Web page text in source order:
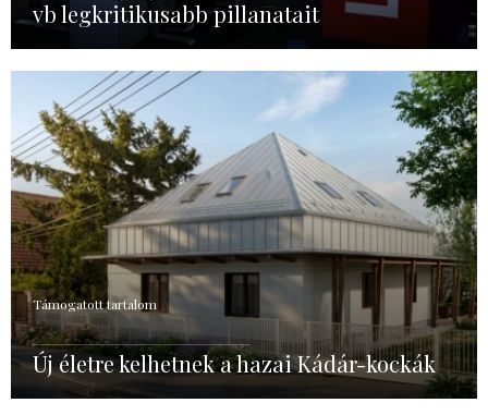
vb legkritikusabb pillanatait
Támogatott tartalom
Új életre kelhetnek a hazai Kádár-kockák